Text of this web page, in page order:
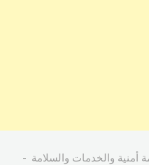
أمنية والخدمات والسلامة